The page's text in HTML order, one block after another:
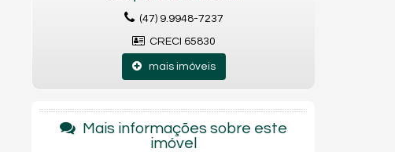
(47) 9.9948-7237
CRECI 65830
mais imóveis
Mais informações sobre este
imóvel